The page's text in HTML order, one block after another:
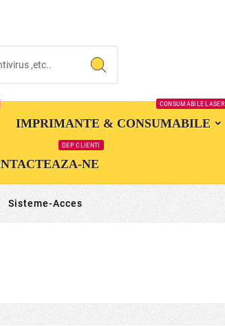
IMPRIMANTE & CONSUMABILE
CONSUMABILE LASER
NE
DEP CLIENTI
Sisteme-Acces